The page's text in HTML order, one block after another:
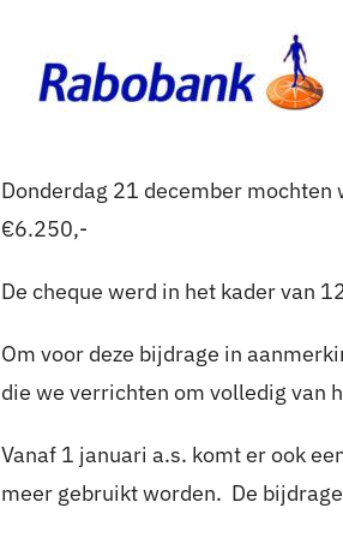
Donderdag 21 december mochten
€6.250,-
De cheque werd in het kader van
Om voor deze bijdrage in
die we verrichten om volledig van
Vanaf 1 januari a.s. komt er ook
meer gebruikt worden. De